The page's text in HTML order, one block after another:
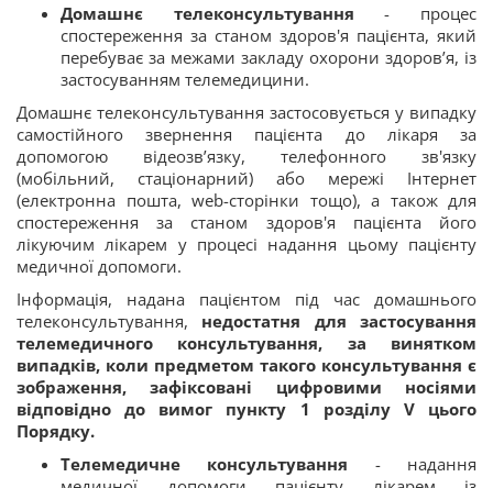
Домашнє телеконсультування- процес
спостереження за станом здоров'я пацієнта, який
перебуває за межами закладу охорони здоров’я, із
застосуванням телемедицини.
Домашнє телеконсультування застосовується у випадку
самостійного звернення пацієнта до лікаря за
допомогою відеозв’язку, телефонного зв'язку
(мобільний, стаціонарний) або мережі Інтернет
(електронна пошта, web-сторінки тощо), а також для
спостереження за станом здоров'я пацієнта його
лікуючим лікарем у процесі надання цьому пацієнту
медичної допомоги.
Інформація, надана пацієнтом під час домашнього
телеконсультування, недостатня для застосування
телемедичного консультування, за винятком
випадків, коли предметом такого консультування є
зображення, зафіксовані цифровими носіями
відповідно до вимог пункту 1 розділу V цього
Порядку.
Телемедичне консультування - надання